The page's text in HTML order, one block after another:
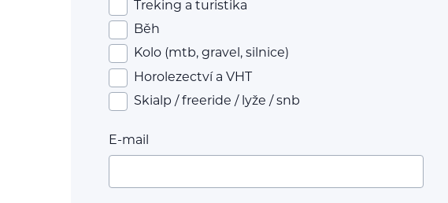
Treking a turistika
Běh
Kolo (mtb, gravel, silnice)
Horolezectví a VHT
Skialp / freeride / lyže / snb
E-mail